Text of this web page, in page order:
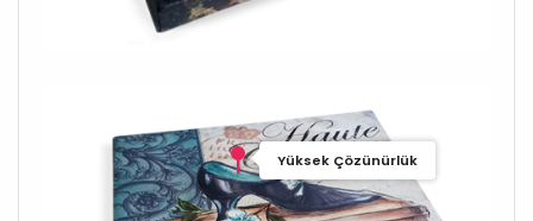
Yüksek Çözünürlük